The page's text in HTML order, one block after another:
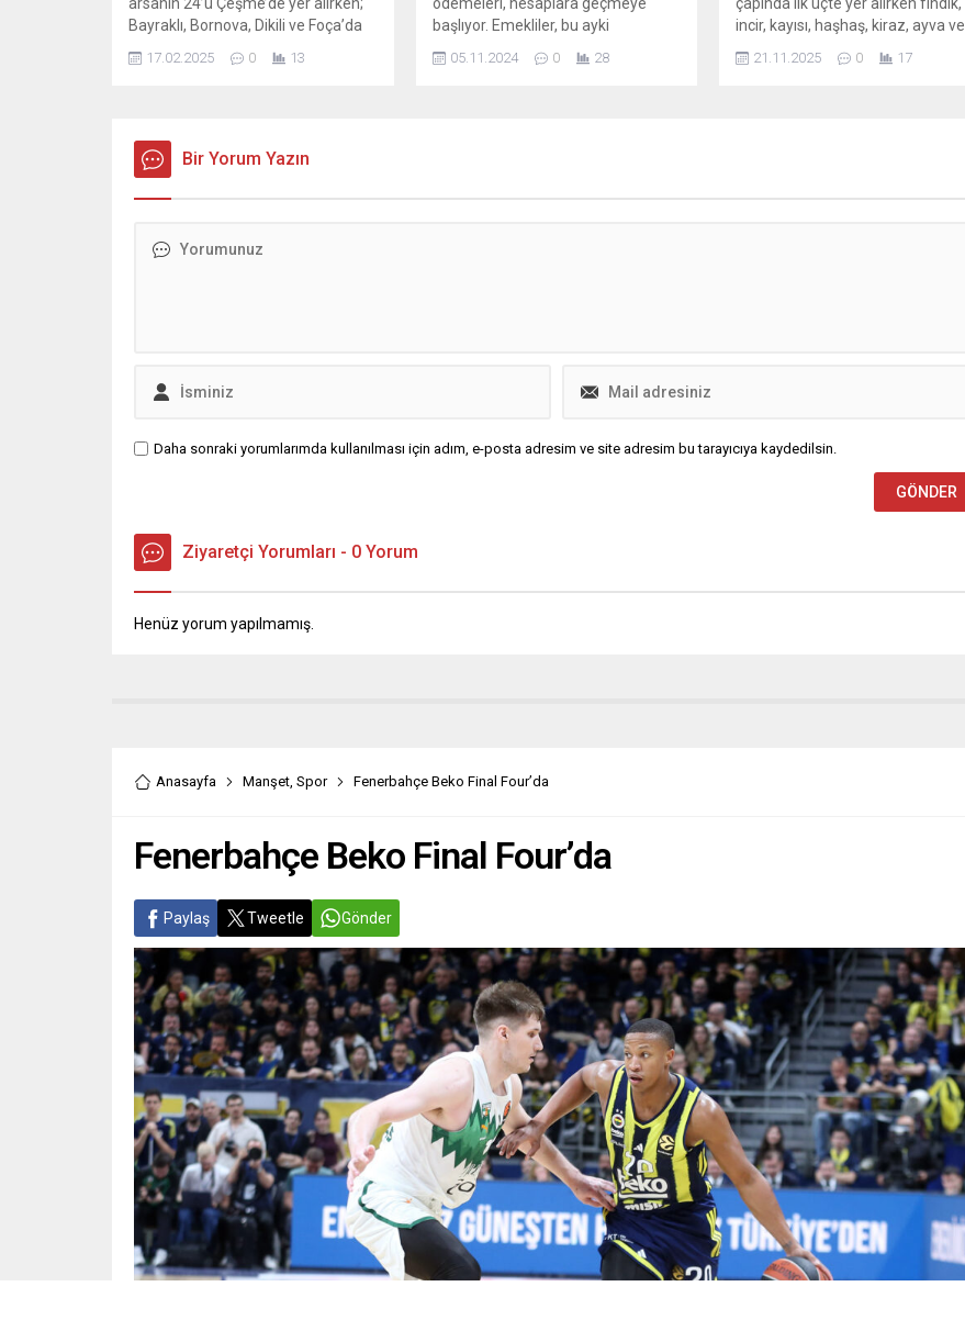
arsanın 24’ü Çeşme’de yer alırken;
Bayraklı, Bornova, Dikili ve Foça’da
da birer parsel satışa sunuldu.
Listede tam 48 il bulunuyor. SATIŞ
17.02.2025 0 13
ödemeleri, hesaplara geçmeye
başlıyor. Emekliler, bu ayki
ödemelerin tarihleri ve detayları
hakkında bilgi alabilirler. Aylık
05.11.2024 0 28
çapında ilk üçte yer alırken fındık,
incir, kayısı, haşhaş, kiraz, ayva ve
keçiboynuzu üretimindeyse
dünyada söz sahibi ülke
21.11.2025 0 17
Bir Yorum Yazın
Daha sonraki yorumlarımda kullanılması için adım, e-posta adresim ve site adresim bu tarayıcıya kaydedilsin.
Ziyaretçi Yorumları - 0 Yorum
Henüz yorum yapılmamış.
Anasayfa Manşet, Spor Fenerbahçe Beko Final Four’da
Fenerbahçe Beko Final Four’da
Paylaş Tweetle Gönder